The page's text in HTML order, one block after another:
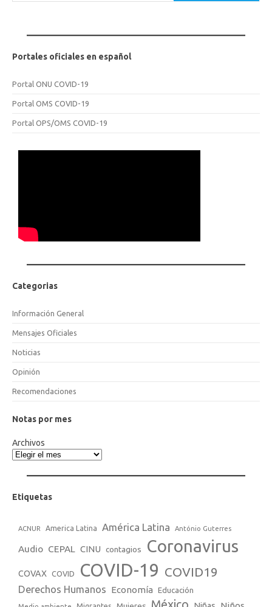
Portales oficiales en español
Portal ONU COVID-19
Portal OMS COVID-19
Portal OPS/OMS COVID-19
Categorias
Información General
Mensajes Oficiales
Noticias
Opinión
Recomendaciones
Notas por mes
Archivos
Etiquetas
ACNUR America Latina América Latina António Guterres
Audio CEPAL CINU contagios Coronavirus
COVAX COVID COVID-19 COVID19
Derechos Humanos Economía Educación